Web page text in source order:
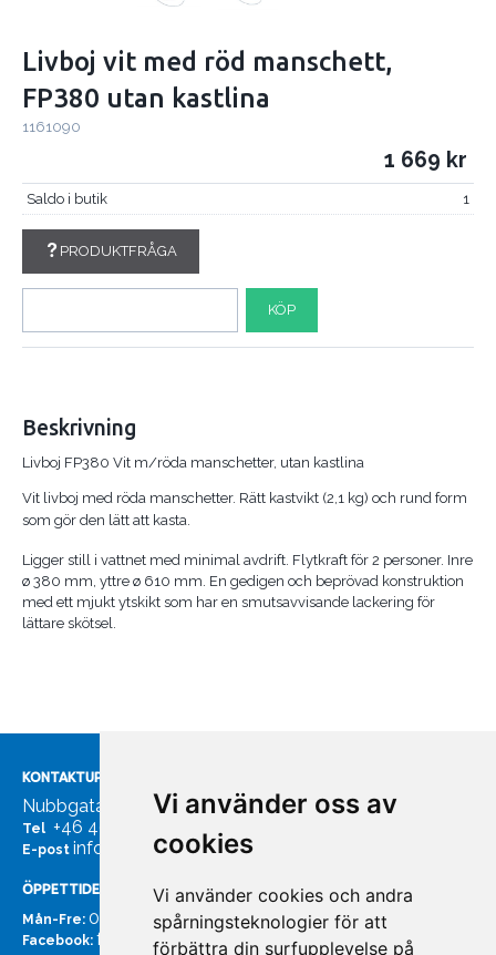
Vi använder oss av
cookies
Vi använder cookies och andra
spårningsteknologier för att
förbättra din surfupplevelse på
Livboj vit med röd manschett,
FP380 utan kastlina
1161090
1 669
Saldo i butik 1
PRODUKTFRÅGA
KÖP
Beskrivning
Livboj FP380 Vit m/röda manschetter, utan kastlina
Vit livboj med röda manschetter. Rätt kastvikt (2,1 kg) och rund form
som gör den lätt att kasta.
Ligger still i vattnet med minimal avdrift. Flytkraft för 2 personer. Inre
ø 380 mm, yttre ø 610 mm. En gedigen och beprövad konstruktion
med ett mjukt ytskikt som har en smutsavvisande lackering för
lättare skötsel.
KONTAKTUPPGIFTER
Nubbgatan 7, 211 24 Malmö
Tel +46 40185561
E-post info@bachmans.se
ÖPPETTIDER
Mån-Fre: 07:00 - 16:00
Facebook: facebook.com/bachmans.se